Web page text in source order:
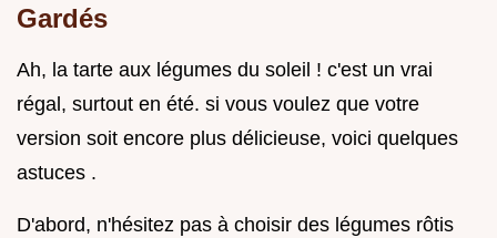
Gardés
Ah, la tarte aux légumes du soleil ! c'est un vrai
régal, surtout en été. si vous voulez que votre
version soit encore plus délicieuse, voici quelques
astuces .
D'abord, n'hésitez pas à choisir des légumes rôtis